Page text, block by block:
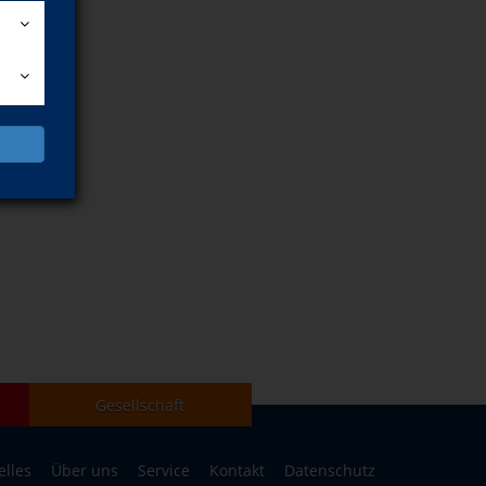
Gesellschaft
Über uns Service Kontakt Datenschutz